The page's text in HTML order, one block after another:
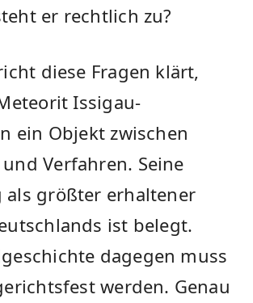
er rechtlich zu?
diese Fragen klärt,
Issigau-
ein Objekt zwischen
Verfahren. Seine
als größter erhaltener
ist belegt.
dagegen muss
werden. Genau